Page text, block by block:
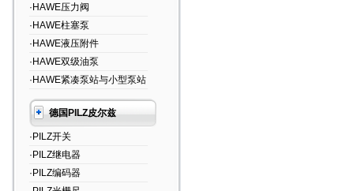
·HAWE压力阀
·HAWE柱塞泵
·HAWE液压附件
·HAWE双级油泵
·HAWE紧凑泵站与小型泵站
德国PILZ皮尔兹
·PILZ开关
·PILZ继电器
·PILZ编码器